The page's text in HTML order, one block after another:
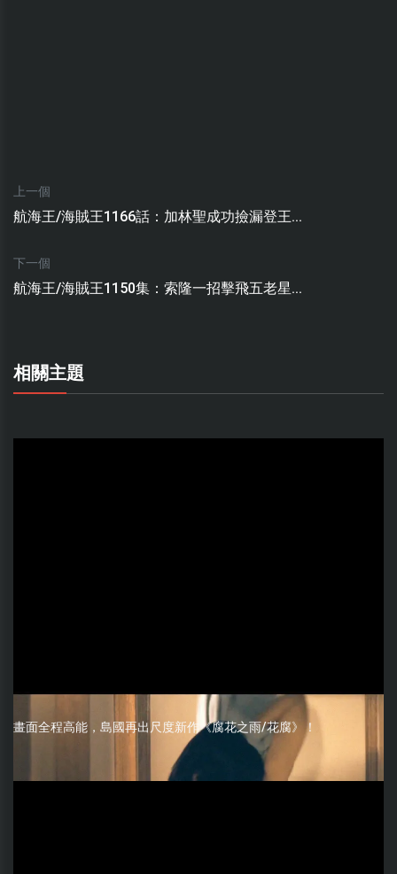
上一個
航海王/海賊王1166話：加林聖成功撿漏登王...
下一個
航海王/海賊王1150集：索隆一招擊飛五老星...
相關主題
畫面全程高能，島國再出尺度新作《腐花之雨/花腐》！